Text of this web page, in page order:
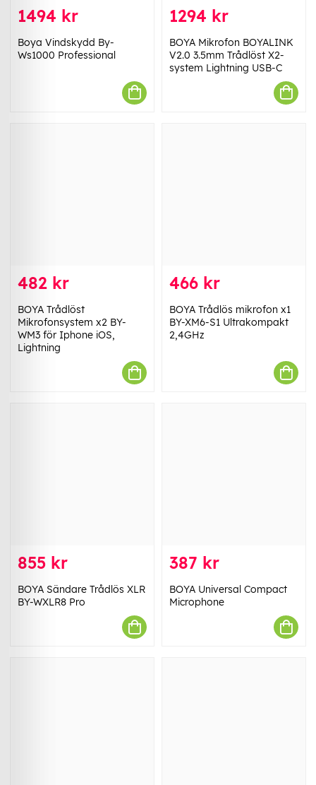
1494 kr
Boya Vindskydd By-
Ws1000 Professional
1294 kr
BOYA Mikrofon BOYALINK
V2.0 3.5mm Trådlöst X2-
system Lightning USB-C
482 kr
BOYA Trådlöst
Mikrofonsystem x2 BY-
WM3 för Iphone iOS,
Lightning
466 kr
BOYA Trådlös mikrofon x1
BY-XM6-S1 Ultrakompakt
2,4GHz
855 kr
BOYA Sändare Trådlös XLR
BY-WXLR8 Pro
387 kr
BOYA Universal Compact
Microphone